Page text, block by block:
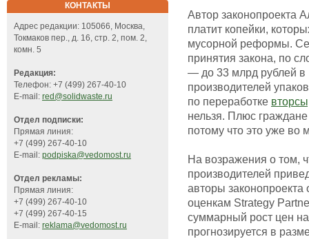
КОНТАКТЫ
Адрес редакции: 105066, Москва,
Токмаков пер., д. 16, стр. 2, пом. 2,
комн. 5
Редакция:
Телефон: +7 (499) 267-40-10
E-mail: red@solidwaste.ru
Отдел подписки:
Прямая линия:
+7 (499) 267-40-10
E-mail: podpiska@vedomost.ru
Отдел рекламы:
Прямая линия:
+7 (499) 267-40-10
+7 (499) 267-40-15
E-mail: reklama@vedomost.ru
Автор законопроекта
платит копейки,
мусорной реформы.
принятия закона, по
— до 33 млрд рублей в
производителей
по переработке
нельзя. Плюс
потому что это уже во
На возражения о том,
производителей
авторы законопроекта
оценкам Strategy
суммарный рост цен
прогнозируется в